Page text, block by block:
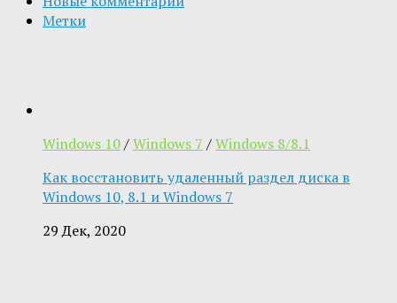
Метки
Windows 10/Windows 7 /Windows 8/8.1
Как восстановить удаленный раздел диска в
Windows 10, 8.1 и Windows 7
29 Дек, 2020